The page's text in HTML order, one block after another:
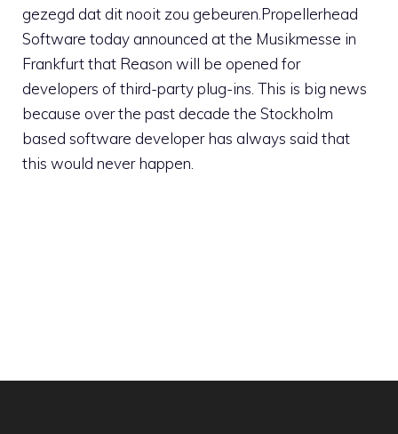
gezegd dat dit nooit zou gebeuren.Propellerhead
Software today announced at the Musikmesse in
Frankfurt that Reason will be opened for
developers of third-party plug-ins. This is big news
because over the past decade the Stockholm
based software developer has always said that
this would never happen.